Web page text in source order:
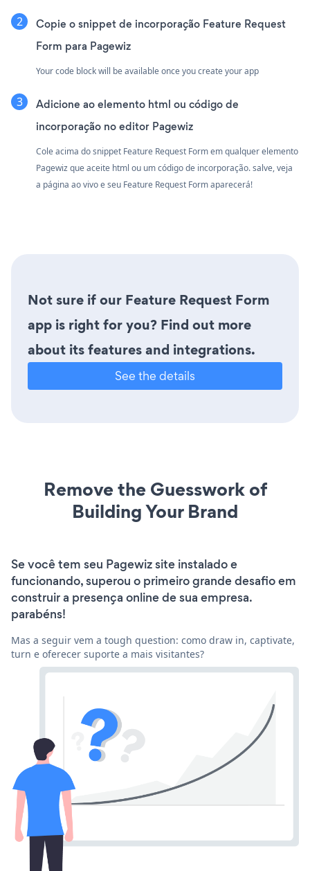
Copie o snippet de incorporação Feature Request
Form para Pagewiz
Your code block will be available once you create your app
Adicione ao elemento html ou código de
incorporação no editor Pagewiz
Cole acima do snippet Feature Request Form em qualquer elemento
Pagewiz que aceite html ou um código de incorporação. salve, veja
a página ao vivo e seu Feature Request Form aparecerá!
Not sure if our Feature Request Form
app is right for you? Find out more
about its features and integrations.
See the details
Remove the Guesswork of
Building Your Brand
Se você tem seu Pagewiz site instalado e
funcionando, superou o primeiro grande desafio em
construir a presença online de sua empresa.
parabéns!
Mas a seguir vem a tough question: como draw in, captivate,
turn e oferecer suporte a mais visitantes?